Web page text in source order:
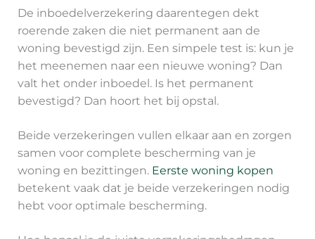
De inboedelverzekering daarentegen dekt
roerende zaken die niet permanent aan de
woning bevestigd zijn. Een simpele test is: kun je
het meenemen naar een nieuwe woning? Dan
valt het onder inboedel. Is het permanent
bevestigd? Dan hoort het bij opstal.
Beide verzekeringen vullen elkaar aan en zorgen
samen voor complete bescherming van je
woning en bezittingen. Eerste woning kopen
betekent vaak dat je beide verzekeringen nodig
hebt voor optimale bescherming.